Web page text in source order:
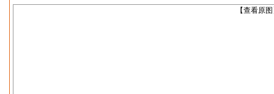
【查看原
上一张